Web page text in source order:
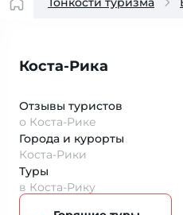
Коста-Рика
Отзывы туристов
о Коста-Рике
Города и курорты
Коста-Рики
Туры
в Коста-Рику